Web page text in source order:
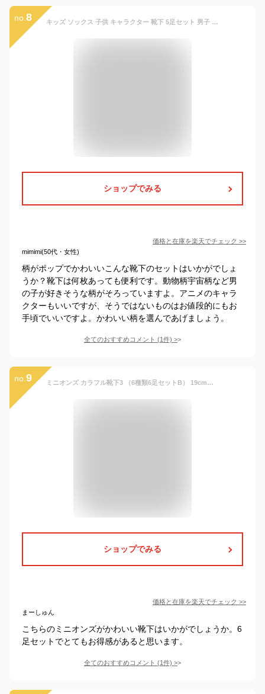
no. 8 キッズ ソックス 子供 キャラクター 靴下 5足セット 男子 男の子 女子 女の子 ユニセックス 男女兼用 クルーソックス スニーカーソックス ベビー 保育園 幼稚園 小学生 おしゃれ かわいい ギフト プレゼント 入園 入学 入園準備 新入園 新入学 子ども 通園 通学 お遊戯会
ショップでみる
価格と在庫を楽天でチェック >>
mimimi(50代・女性)
柄がポップでかわいいこんな靴下のセットはいかがでしょ
うか？靴下は何枚あっても便利です。動物柄宇宙柄など男
の子が好きそうな柄がそろっていますよ。アニメのキャラ
クターもいいですが、そうではないものはお値段的にもお
手頃でいいですよ。かわいい柄を選んであげましょう。
全てのおすすめコメント (1件) >
no. 9 ミニオンズ カラフル靴下3 （6種類6足セットB） 19cm〜23cm レディース キッズ
ショップでみる
価格と在庫を楽天でチェック >>
まーしゅん
こちらのミニオンズがかわいい靴下はいかがでしょうか。6
足セットでとてもお得感があると思います。
全てのおすすめコメント (1件) >